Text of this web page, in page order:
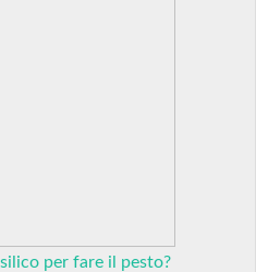
per fare il pesto?